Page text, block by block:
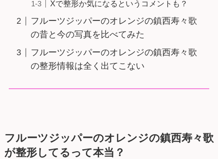
Xで整形か気になるというコメントも？
フルーツジッパーのオレンジの鎮西寿々歌
の昔と今の写真を比べてみた
フルーツジッパーのオレンジの鎮西寿々歌
の整形情報は全く出てこない
フルーツジッパーのオレンジの鎮西寿々歌
が整形してるって本当？